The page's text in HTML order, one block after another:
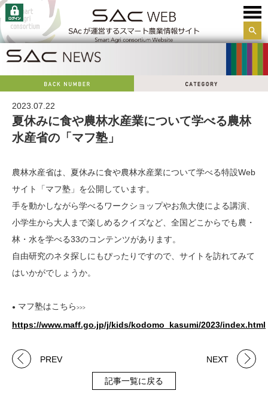
サイ
2023.07.22
夏休みに食や農林水産業について学べる農林
水産省の「マフ塾」
農林水産省は、夏休みに食や農林水産業について学べる特設Web
サイト「マフ塾」を公開しています。
手を動かしながら学べるワークショップやお魚大使による講演、
小学生から大人まで楽しめるクイズなど、全国どこからでも農・
林・水を学べる33のコンテンツがあります。
自由研究のネタ探しにもぴったりですので、サイトを訪れてみて
はいかがでしょうか。
● マフ塾はこちら >>>
https://www.maff.go.jp/j/kids/kodomo_kasumi/2023/index.html
PREV
記事一覧に戻る
NEXT